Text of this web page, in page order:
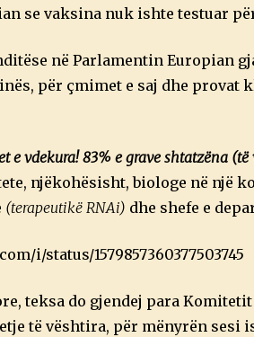
2
se vaksina nuk ishte testuar
në Parlamentin Europian
për çmimet e saj dhe
e vdekura! 83% e grave shtatzëna
njëkohësisht, biologe në një
(terapeutikë RNAi) dhe shefe e
i/status/1579857360377503745
teksa do gjendej para
të vështira, për mënyrën sesi